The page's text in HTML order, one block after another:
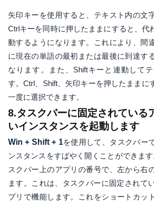
矢印キーを使用すると、テキスト内の文
Ctrlキーを同時に押したままにすると、代
動するようになります。これにより、間
に現在の単語の最初または最後に到達す
なります。また、Shiftキーと連動して
す。Ctrl、Shift、矢印キ​​ーを押したままに
一度に選択できます。
8.タスクバーに固定されている
いインスタンスを起動します
Win + Shift + 1を使用して、タスクバー
ンスタンスをすばやく開くことができま
スクバー上のアプリの番号で、左から右
ます。これは、タスクバーに固定されて
プリで機能します。これをショートカッ